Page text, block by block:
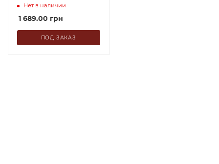
Нет в наличии
1 689.00 грн
ПОД ЗАКАЗ